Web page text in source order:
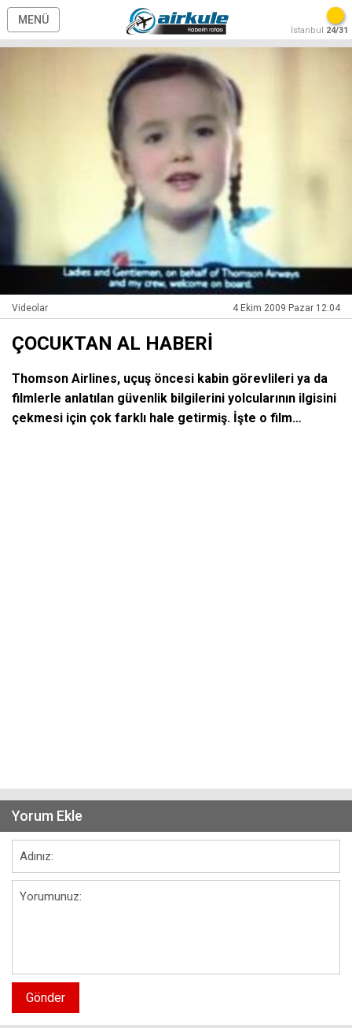
MENÜ
İstanbul 24/31
Videolar 4 Ekim 2009 Pazar 12:04
ÇOCUKTAN AL HABERİ
Thomson Airlines, uçuş öncesi kabin görevlileri ya da
filmlerle anlatılan güvenlik bilgilerini yolcularının ilgisini
çekmesi için çok farklı hale getirmiş. İşte o film…
Yorum Ekle
Gönder